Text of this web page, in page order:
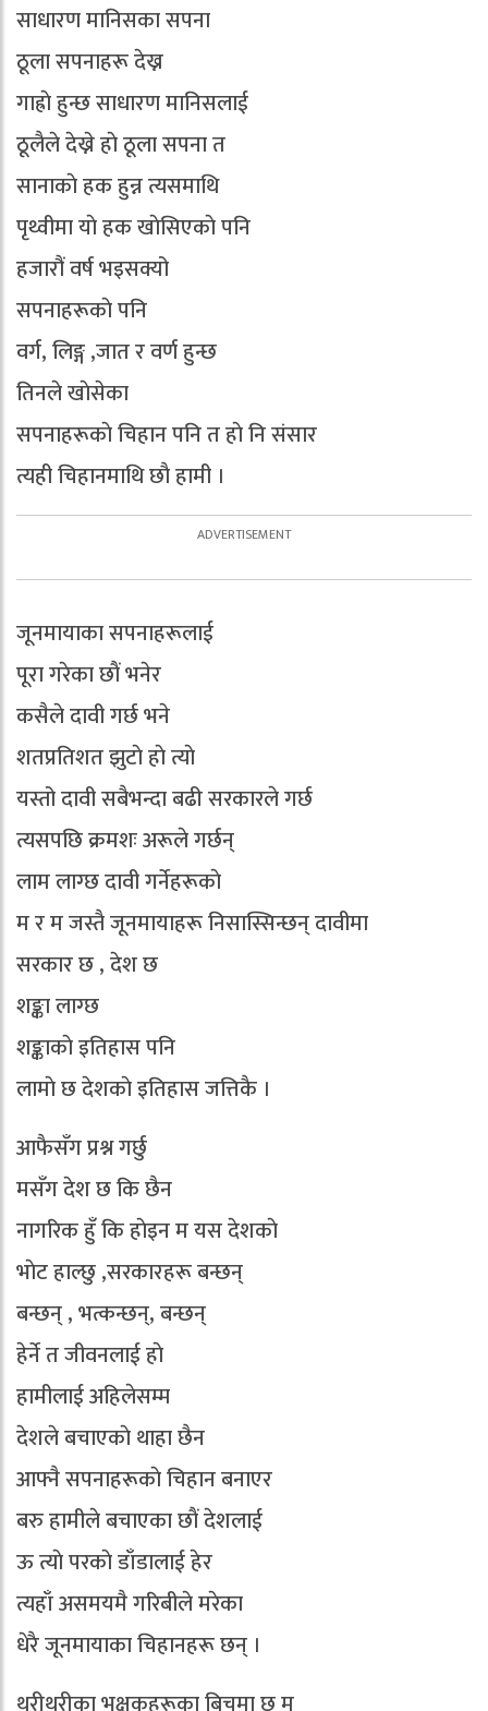
साधारण मानिसका सपना
ठूला सपनाहरू देख्न
गाह्राे हुन्छ साधारण मानिसलाई
ठूलैले देख्ने हाे ठूला सपना त
सानाकाे हक हुन्न त्यसमाथि
पृथ्वीमा याे हक खाेसिएकाे पनि
हजारौं वर्ष भइसक्यो
सपनाहरूकाे पनि
वर्ग, लिङ्ग ,जात र वर्ण हुन्छ
तिनले खाेसेका
सपनाहरूकाे चिहान पनि त हाे नि संसार
त्यही चिहानमाथि छाै हामी ।
जूनमायाका सपनाहरूलाई
पूरा गरेका छाैं भनेर
कसैले दावी गर्छ भने
शतप्रतिशत झुटाे हाे त्याे
यस्तो दावी सबैभन्दा बढी सरकारले गर्छ
त्यसपछि क्रमशः अरूले गर्छन्
लाम लाग्छ दावी गर्नेहरूकाे
म र म जस्तै जूनमायाहरू निसास्सिन्छन् दावीमा
सरकार छ , देश छ
शङ्का लाग्छ
शङ्काकाे इतिहास पनि
लामाे छ देशकाे इतिहास जत्तिकै ।
आफैसँग प्रश्न गर्छु
मसँग देश छ कि छैन
नागरिक हुँ कि हाेइन म यस देशकाे
भाेट हाल्छु ,सरकारहरू बन्छन्
बन्छन् , भत्कन्छन्, बन्छन्
हेर्ने त जीवनलाई हाे
हामीलाई अहिलेसम्म
देशले बचाएकाे थाहा छैन
आफ्नै सपनाहरूकाे चिहान बनाएर
बरु हामीले बचाएका छाैं देशलाई
ऊ त्याे परकाे डाँडालाई हेर
त्यहाँ असमयमै गरिबीले मरेका
धेरै जूनमायाका चिहानहरू छन् ।